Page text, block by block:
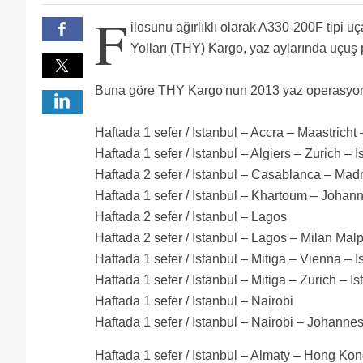
alt bölge var 24 saatlik operasyon ! al sana 600 saat
varda var...en basıt matematıkle bu program
THY Vcargo da da büyümeli kesinlikle önemli bir
ee ne de olsa kargo başkanı yönetim kurulu üyesi
VAY VAY VAY TAMAM ANLADIM
YOKMU NEDEN HİÇ ÇALIŞANA ZAM YAPMAYI
ASIL İŞ VERENSİN VE ÖNCE O İŞCİLERİN HAKKINI
İŞCİLER HEP TANIDIK VASITASI İLE GELİYORLAR VE
GÖREN ÖĞLEN YEMEĞİNİ BİLE YEMEDEN APRON
HAFTA YADA DAYISINA TELEFON AÇIP OFİSLERE
YETER TÜRKISH CARGO MÜDÜRÜ ZAM İSTEYEN
KAPI ORADA DİYOR VE İŞCİLERİ ŞİRKET POLİTİKASI
Mng nasil buralara geldi cargoyla guzel para
için geç kalınmamıştır birde 2 adet daha 330. 200
İcerde cani cikiyo iscilerin bari onlarada bi iyilik
F ilosunu ağırlıklı olarak A330-200F tipi
Yolları (THY) Kargo, yaz aylarında uçuş
Buna göre THY Kargo'nun 2013 yaz
Haftada 1 sefer / Istanbul – Accra – Maastricht
Haftada 1 sefer / Istanbul – Algiers – Zurich –
Haftada 2 sefer / Istanbul – Casablanca –
Haftada 1 sefer / Istanbul – Khartoum –
Haftada 2 sefer / Istanbul – Lagos
Haftada 2 sefer / Istanbul – Lagos – Milan
Haftada 1 sefer / Istanbul – Mitiga – Vienna –
Haftada 1 sefer / Istanbul – Mitiga – Zurich –
Haftada 1 sefer / Istanbul – Nairobi
Haftada 1 sefer / Istanbul – Nairobi –
Haftada 1 sefer / Istanbul – Almaty – Hong